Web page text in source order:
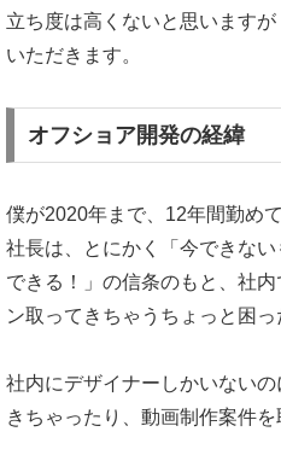
立ち度は高くないと思います
いただきます。
オフショア開発の経緯
僕が2020年まで、12年間勤め
社長は、とにかく「今できな
できる！」の信条のもと、社
ン取ってきちゃうちょっと困っ
社内にデザイナーしかいない
きちゃったり、動画制作案件を